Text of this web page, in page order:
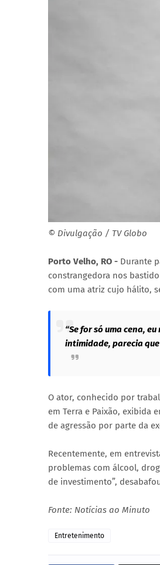
© Divulgação / TV Globo
Porto Velho, RO - Durante
constrangedora nos
com uma atriz cujo hálito,
“Se for só uma cena,
intimidade, parecia
O ator, conhecido por
em Terra e Paixão, exibida
de agressão por parte da
Recentemente, em
problemas com álcool,
de investimento”,
Fonte: Notícias ao Minuto
Entretenimento